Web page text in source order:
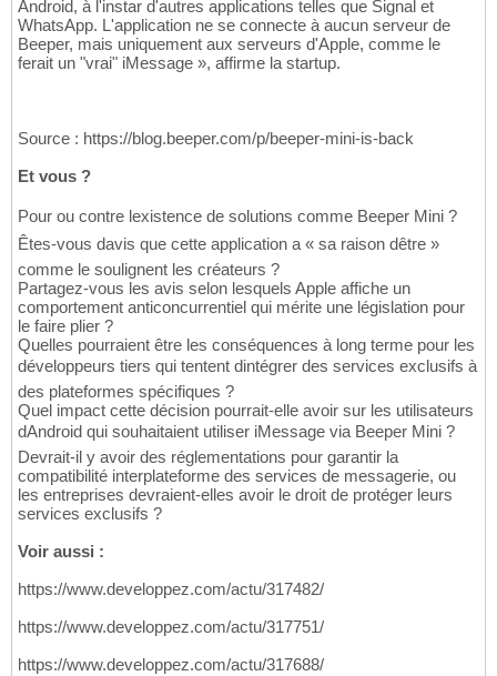
Android, à l'instar d'autres applications telles que Signal et
WhatsApp. L'application ne se connecte à aucun serveur de
Beeper, mais uniquement aux serveurs d'Apple, comme le
ferait un "vrai" iMessage », affirme la startup.
Source : https://blog.beeper.com/p/beeper-mini-is-back
Et vous ?
Pour ou contre lexistence de solutions comme Beeper Mini ?
Êtes-vous davis que cette application a « sa raison dêtre »
comme le soulignent les créateurs ?
Partagez-vous les avis selon lesquels Apple affiche un
comportement anticoncurrentiel qui mérite une législation pour
le faire plier ?
Quelles pourraient être les conséquences à long terme pour les
développeurs tiers qui tentent dintégrer des services exclusifs à
des plateformes spécifiques ?
Quel impact cette décision pourrait-elle avoir sur les utilisateurs
dAndroid qui souhaitaient utiliser iMessage via Beeper Mini ?
Devrait-il y avoir des réglementations pour garantir la
compatibilité interplateforme des services de messagerie, ou
les entreprises devraient-elles avoir le droit de protéger leurs
services exclusifs ?
Voir aussi :
https://www.developpez.com/actu/317482/
https://www.developpez.com/actu/317751/
https://www.developpez.com/actu/317688/